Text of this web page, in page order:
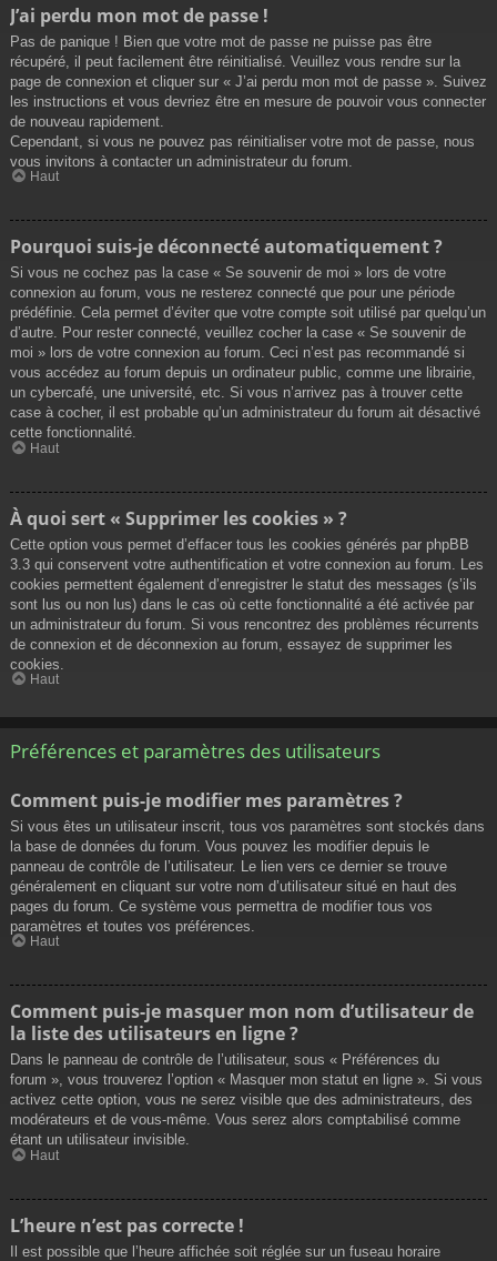
J’ai perdu mon mot de passe !
Pas de panique ! Bien que votre mot de passe ne puisse pas être
récupéré, il peut facilement être réinitialisé. Veuillez vous rendre sur la
page de connexion et cliquer sur « J’ai perdu mon mot de passe ». Suivez
les instructions et vous devriez être en mesure de pouvoir vous connecter
de nouveau rapidement.
Cependant, si vous ne pouvez pas réinitialiser votre mot de passe, nous
vous invitons à contacter un administrateur du forum.
Haut
Pourquoi suis-je déconnecté automatiquement ?
Si vous ne cochez pas la case « Se souvenir de moi » lors de votre
connexion au forum, vous ne resterez connecté que pour une période
prédéfinie. Cela permet d’éviter que votre compte soit utilisé par quelqu’un
d’autre. Pour rester connecté, veuillez cocher la case « Se souvenir de
moi » lors de votre connexion au forum. Ceci n’est pas recommandé si
vous accédez au forum depuis un ordinateur public, comme une librairie,
un cybercafé, une université, etc. Si vous n’arrivez pas à trouver cette
case à cocher, il est probable qu’un administrateur du forum ait désactivé
cette fonctionnalité.
Haut
À quoi sert « Supprimer les cookies » ?
Cette option vous permet d’effacer tous les cookies générés par phpBB
3.3 qui conservent votre authentification et votre connexion au forum. Les
cookies permettent également d’enregistrer le statut des messages (s’ils
sont lus ou non lus) dans le cas où cette fonctionnalité a été activée par
un administrateur du forum. Si vous rencontrez des problèmes récurrents
de connexion et de déconnexion au forum, essayez de supprimer les
cookies.
Haut
Préférences et paramètres des utilisateurs
Comment puis-je modifier mes paramètres ?
Si vous êtes un utilisateur inscrit, tous vos paramètres sont stockés dans
la base de données du forum. Vous pouvez les modifier depuis le
panneau de contrôle de l’utilisateur. Le lien vers ce dernier se trouve
généralement en cliquant sur votre nom d’utilisateur situé en haut des
pages du forum. Ce système vous permettra de modifier tous vos
paramètres et toutes vos préférences.
Haut
Comment puis-je masquer mon nom d’utilisateur de
la liste des utilisateurs en ligne ?
Dans le panneau de contrôle de l’utilisateur, sous « Préférences du
forum », vous trouverez l’option « Masquer mon statut en ligne ». Si vous
activez cette option, vous ne serez visible que des administrateurs, des
modérateurs et de vous-même. Vous serez alors comptabilisé comme
étant un utilisateur invisible.
Haut
L’heure n’est pas correcte !
Il est possible que l’heure affichée soit réglée sur un fuseau horaire